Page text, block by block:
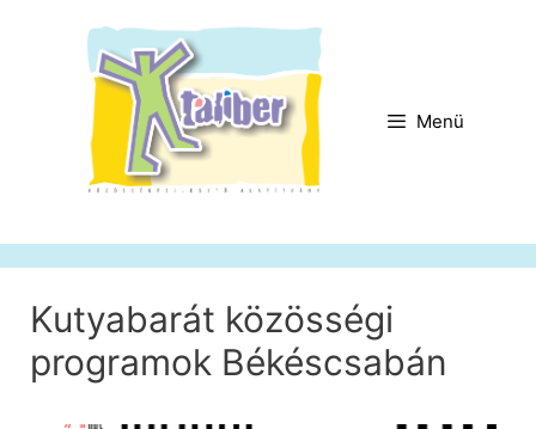
tartalomba
Menü
Kutyabarát közösségi
programok Békéscsabán